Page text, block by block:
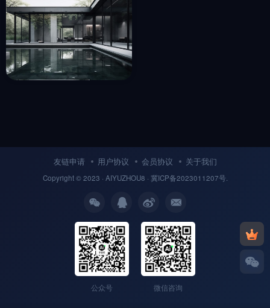
友链申请 用户协议 会员协议 关于我们
Copyright © 2023 · AIYUZHOU8 · 冀ICP备2023011207号.
公众号 微信咨询